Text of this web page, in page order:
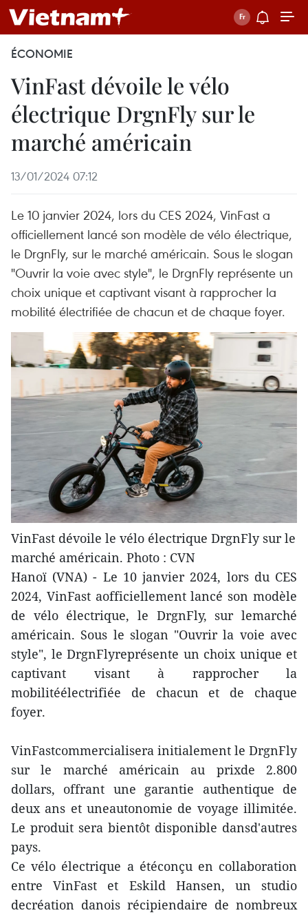
ÉCONOMIE
VinFast dévoile le vélo
électrique DrgnFly sur le
marché américain
13/01/2024 07:12
Le 10 janvier 2024, lors du CES 2024, VinFast a
officiellement lancé son modèle de vélo électrique,
le DrgnFly, sur le marché américain. Sous le slogan
"Ouvrir la voie avec style", le DrgnFly représente un
choix unique et captivant visant à rapprocher la
mobilité électrifiée de chacun et de chaque foyer.
VinFast dévoile le vélo électrique DrgnFly sur le
marché américain. Photo : CVN
Hanoï (VNA) - Le 10 janvier 2024, lors du CES
2024, VinFast aofficiellement lancé son modèle
de vélo électrique, le DrgnFly, sur lemarché
américain. Sous le slogan "Ouvrir la voie avec
style", le DrgnFlyreprésente un choix unique et
captivant visant à rapprocher la
mobilitéélectrifiée de chacun et de chaque
foyer.
VinFastcommercialisera initialement le DrgnFly
sur le marché américain au prixde 2.800
dollars, offrant une garantie authentique de
deux ans et uneautonomie de voyage illimitée.
Le produit sera bientôt disponible dansd'autres
pays.
Ce vélo électrique a étéconçu en collaboration
entre VinFast et Eskild Hansen, un studio
decréation danois récipiendaire de nombreux